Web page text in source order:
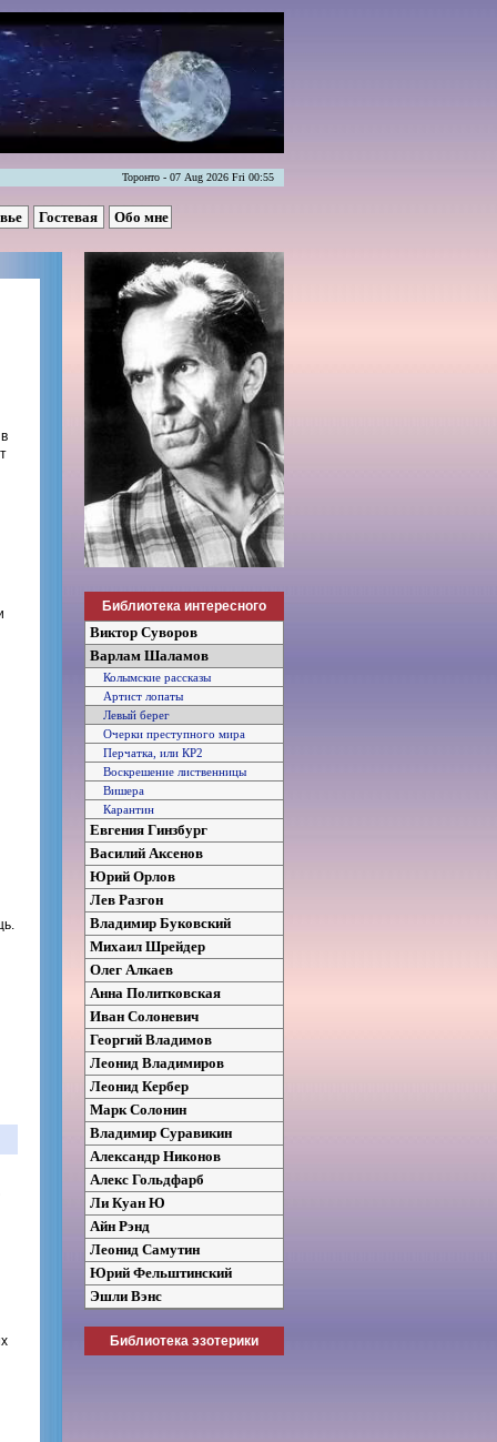
Торонто - 07 Aug 2026 Fri 00:55
Гостевая Обо мне
Библиотека интересного
Виктор Суворов
Варлам Шаламов
Колымские рассказы
Артист лопаты
Левый берег
Очерки преступного мира
Перчатка, или КР2
Воскрешение лиственницы
Вишера
Карантин
Евгения Гинзбург
Василий Аксенов
Юрий Орлов
Лев Разгон
Владимир Буковский
Михаил Шрейдер
Олег Алкаев
Анна Политковская
Иван Солоневич
Георгий Владимов
Леонид Владимиров
Леонид Кербер
Марк Солонин
Владимир Суравикин
Александр Никонов
Алекс Гольдфарб
Ли Куан Ю
Айн Рэнд
Леонид Самутин
Юрий Фельштинский
Эшли Вэнс
Библиотека эзотерики